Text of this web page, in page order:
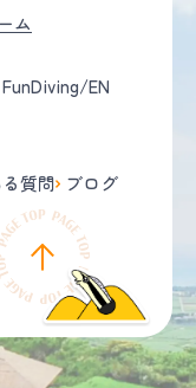
ム
FunDiving/EN
質問 ブログ